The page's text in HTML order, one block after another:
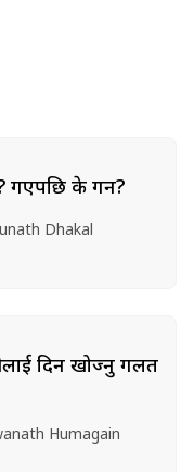
गएपछि के गर्ने?
Dhakal
दिन खोज्नु गलत
Humagain